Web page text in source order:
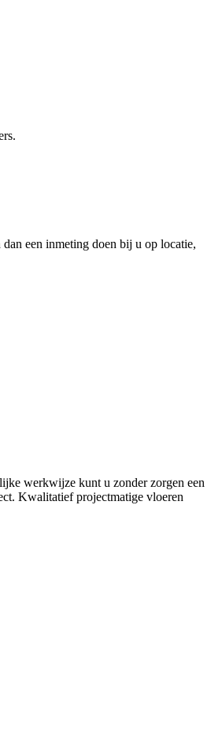
een inmeting doen bij u op locatie,
werkwijze kunt u zonder zorgen een
Kwalitatief projectmatige vloeren